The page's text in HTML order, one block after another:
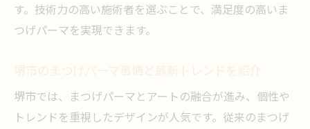
す。技術力の高い施術者を選ぶことで、満足度の高いま
つげパーマを実現できます。
堺市のまつげパーマ事情と最新トレンドを紹介
堺市では、まつげパーマとアートの融合が進み、個性や
トレンドを重視したデザインが人気です。従来のまつげ